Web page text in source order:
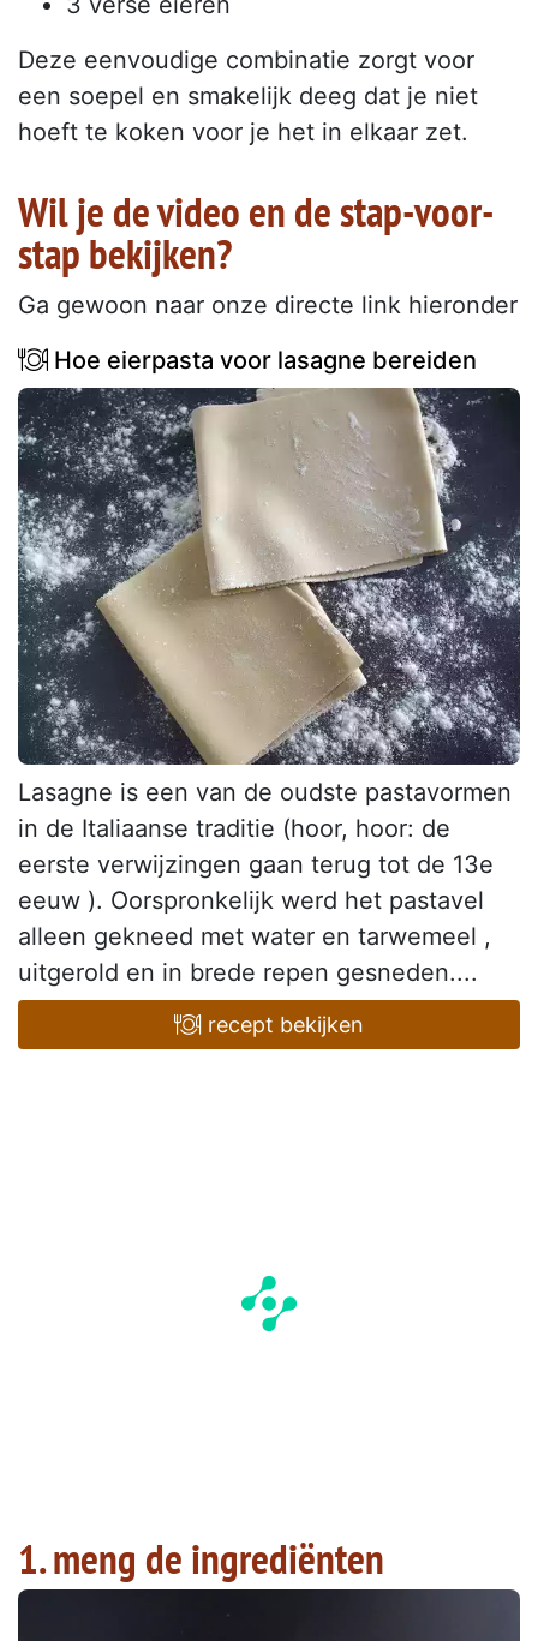
Deze eenvoudige combinatie zorgt voor
een soepel en smakelijk deeg dat je niet
hoeft te koken voor je het in elkaar zet.
Wil je de video en de stap-voor-
stap bekijken?
Ga gewoon naar onze directe link hieronder
Hoe eierpasta voor lasagne bereiden
Lasagne is een van de oudste pastavormen
in de Italiaanse traditie (hoor, hoor: de
eerste verwijzingen gaan terug tot de 13e
eeuw ). Oorspronkelijk werd het pastavel
alleen gekneed met water en tarwemeel ,
uitgerold en in brede repen gesneden....
recept bekijken
1. meng de ingrediënten